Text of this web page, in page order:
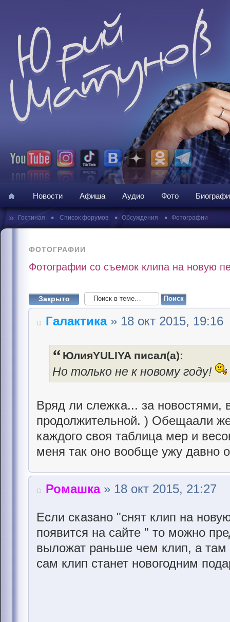
Новости Афиша Аудио Фото
» Гостиная • Список форумов • Обсуждения • Фотографии
ФОТОГРАФИИ
Фотографии со съемок клипа на новую
Закрыто
Галактика» 18 окт 2015, 19:16
ЮлияYULIYA писал(а):
Но только не к новому году!
Вряд ли слежка... за новостями,
продолжительной. ) Обещаали
каждого своя таблица мер и
меня так оно вообще ужу давно
Ромашка» 18 окт 2015, 21:27
Если сказано "снят клип на
появится на сайте " то можно
выложат раньше чем клип, а там
сам клип станет новогодним